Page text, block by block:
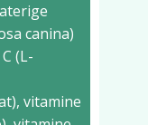
canina)
(L-
vitamine